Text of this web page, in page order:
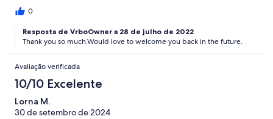
Aphrodite’s walk in the Akamas National Park is wonderful,
0
Resposta de VrboOwner a 28 de julho de 2022
Thank you so much.Would love to welcome you back in the future.
Avaliação verificada
10/10 Excelente
Lorna M.
30 de setembro de 2024